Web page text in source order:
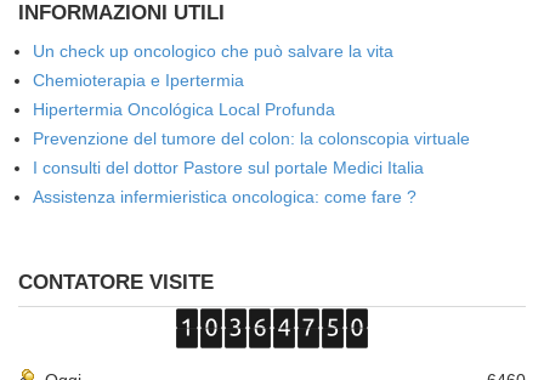
INFORMAZIONI UTILI
Un check up oncologico che può salvare la vita
Chemioterapia e Ipertermia
Hipertermia Oncológica Local Profunda
Prevenzione del tumore del colon: la colonscopia virtuale
I consulti del dottor Pastore sul portale Medici Italia
Assistenza infermieristica oncologica: come fare ?
CONTATORE VISITE